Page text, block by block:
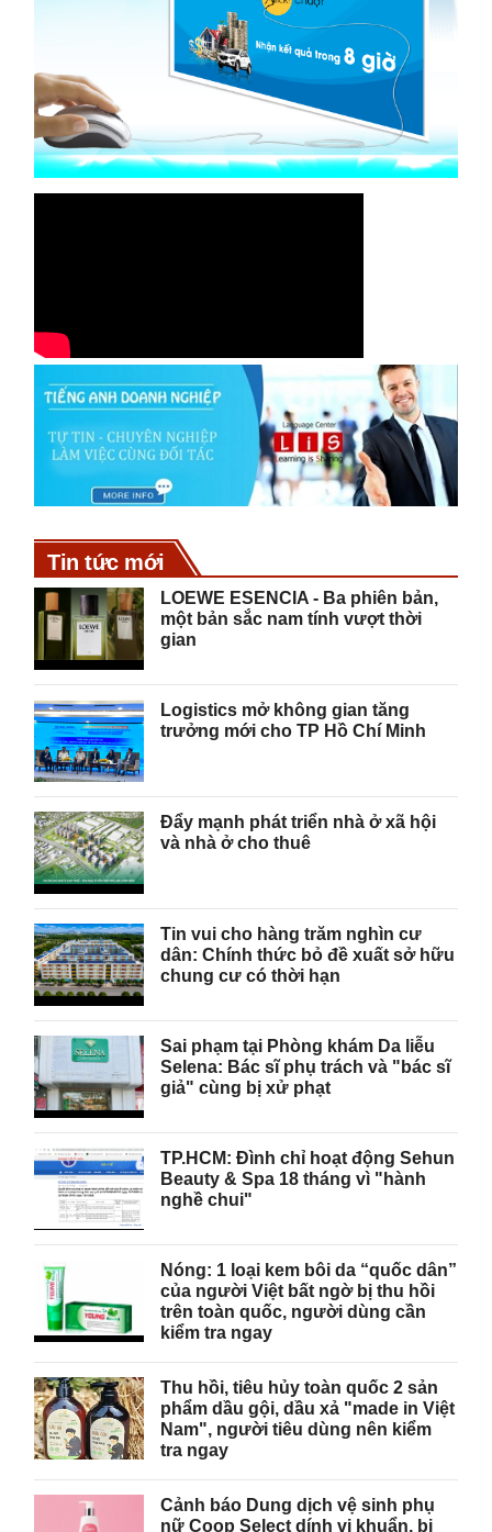
Tin tức mới
LOEWE ESENCIA - Ba phiên bản,
một bản sắc nam tính vượt thời
gian
Logistics mở không gian tăng
trưởng mới cho TP Hồ Chí Minh
Đẩy mạnh phát triển nhà ở xã hội
và nhà ở cho thuê
Tin vui cho hàng trăm nghìn cư
dân: Chính thức bỏ đề xuất sở hữu
chung cư có thời hạn
Sai phạm tại Phòng khám Da liễu
Selena: Bác sĩ phụ trách và "bác sĩ
giả" cùng bị xử phạt
TP.HCM: Đình chỉ hoạt động Sehun
Beauty & Spa 18 tháng vì "hành
nghề chui"
Nóng: 1 loại kem bôi da “quốc dân”
của người Việt bất ngờ bị thu hồi
trên toàn quốc, người dùng cần
kiểm tra ngay
Thu hồi, tiêu hủy toàn quốc 2 sản
phẩm dầu gội, dầu xả "made in Việt
Nam", người tiêu dùng nên kiểm
tra ngay
Cảnh báo Dung dịch vệ sinh phụ
nữ Coop Select dính vi khuẩn, bị